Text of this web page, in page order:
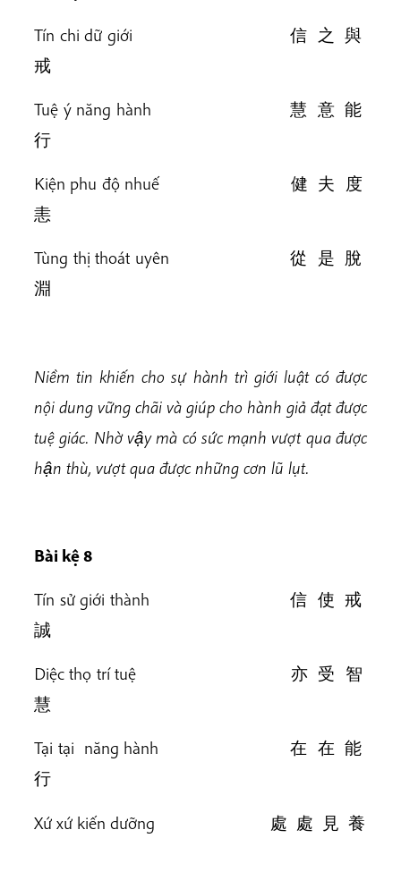
Tín chi dữ giới 信 之 與
戒
Tuệ ý năng hành 慧 意 能
行
Kiện phu độ nhuế 健 夫 度
恚
Tùng thị thoát uyên 從 是 脫
淵
Niềm tin khiến cho sự hành trì giới luật có được
nội dung vững chãi và giúp cho hành giả đạt được
tuệ giác. Nhờ vậy mà có sức mạnh vượt qua được
hận thù, vượt qua được những cơn lũ lụt.
Bài kệ 8
Tín sử giới thành 信 使 戒
誠
Diệc thọ trí tuệ 亦 受 智
慧
Tại tại năng hành 在 在 能
行
Xứ xứ kiến dưỡng 處 處 見 養